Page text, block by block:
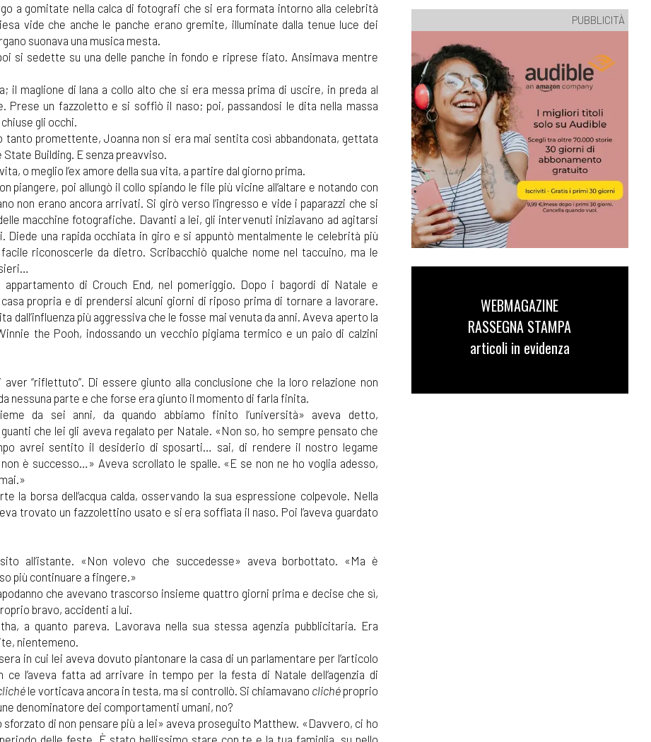
a gomitate nella calca di fotografi che si era formata intorno alla celebrità
vide che anche le panche erano gremite, illuminate dalla tenue luce dei
suonava una musica mesta.
si sedette su una delle panche in fondo e riprese fiato. Ansimava mentre
il maglione di lana a collo alto che si era messa prima di uscire, in preda al
Prese un fazzoletto e si soffiò il naso; poi, passandosi le dita nella massa
gli occhi.
tanto promettente, Joanna non si era mai sentita così abbandonata, gettata
State Building. E senza preavviso.
o meglio l’ex amore della sua vita, a partire dal giorno prima.
poi allungò il collo spiando le file più vicine all’altare e notando con
non erano ancora arrivati. Si girò verso l’ingresso e vide i paparazzi che si
macchine fotografiche. Davanti a lei, gli intervenuti iniziavano ad agitarsi
Diede una rapida occhiata in giro e si appuntò mentalmente le celebrità più
riconoscerle da dietro. Scribacchiò qualche nome nel taccuino, ma le
di Crouch End, nel pomeriggio. Dopo i bagordi di Natale e
propria e di prendersi alcuni giorni di riposo prima di tornare a lavorare.
più aggressiva che le fosse mai venuta da anni. Aveva aperto la
the Pooh, indossando un vecchio pigiama termico e un paio di calzini
aver “riflettuto”. Di essere giunto alla conclusione che la loro relazione non
nessuna parte e che forse era giunto il momento di farla finita.
da sei anni, da quando abbiamo finito l’università» aveva detto,
che lei gli aveva regalato per Natale. «Non so, ho sempre pensato che
avrei sentito il desiderio di sposarti… sai, di rendere il nostro legame
è successo…» Aveva scrollato le spalle. «E se non ne ho voglia adesso,
la borsa dell’acqua calda, osservando la sua espressione colpevole. Nella
trovato un fazzolettino usato e si era soffiata il naso. Poi l’aveva guardato
all’istante. «Non volevo che succedesse» aveva borbottato. «Ma è
più continuare a fingere.»
che avevano trascorso insieme quattro giorni prima e decise che sì,
bravo, accidenti a lui.
a quanto pareva. Lavorava nella sua stessa agenzia pubblicitaria. Era
nientemeno.
in cui lei aveva dovuto piantonare la casa di un parlamentare per l’articolo
ce l’aveva fatta ad arrivare in tempo per la festa di Natale dell’agenzia di
le vorticava ancora in testa, ma si controllò. Si chiamavano clichéproprio
denominatore dei comportamenti umani, no?
sforzato di non pensare più a lei» aveva proseguito Matthew. «Davvero, ci ho
PUBBLICITÀ
WEBMAGAZINE
RASSEGNA STAMPA
articoli in evidenza